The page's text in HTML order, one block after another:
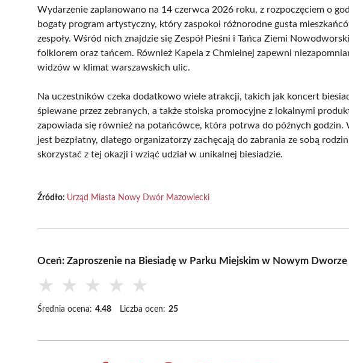
Wydarzenie zaplanowano na 14 czerwca 2026 roku, z rozpoczęciem o
bogaty program artystyczny, który zaspokoi różnorodne gusta
zespoły. Wśród nich znajdzie się Zespół Pieśni i Tańca Ziemi
folklorem oraz tańcem. Również Kapela z Chmielnej zapewni
widzów w klimat warszawskich ulic.
Na uczestników czeka dodatkowo wiele atrakcji, takich jak koncert
śpiewane przez zebranych, a także stoiska promocyjne z lokalnymi
zapowiada się również na potańcówce, która potrwa do późnych godzin.
jest bezpłatny, dlatego organizatorzy zachęcają do zabrania ze sobą
skorzystać z tej okazji i wziąć udział w unikalnej biesiadzie.
Źródło: Urząd Miasta Nowy Dwór Mazowiecki
Oceń: Zaproszenie na Biesiadę w Parku Miejskim w Nowym
★ ★ ★ ★ ★
Średnia ocena: 4.48 Liczba ocen: 25